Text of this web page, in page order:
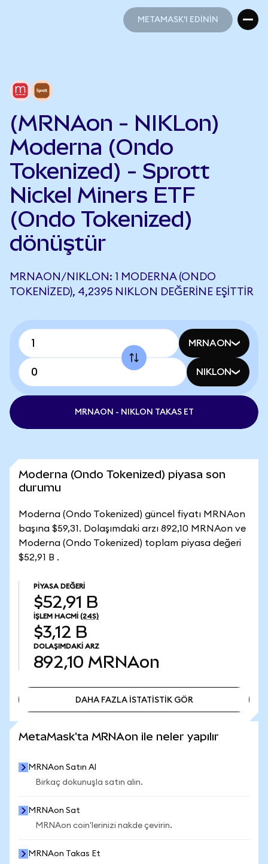
METAMASK'I EDİNİN
(MRNAon - NIKLon)
Moderna (Ondo
Tokenized) - Sprott
Nickel Miners ETF
(Ondo Tokenized)
dönüştür
MRNAON/NIKLON: 1 MODERNA (ONDO
TOKENIZED), 4,2395 NIKLON DEĞERINE EŞITTIR
MRNAON
NIKLON
MRNAON - NIKLON TAKAS ET
Moderna (Ondo Tokenized) piyasa son
durumu
Moderna (Ondo Tokenized) güncel fiyatı MRNAon
başına $59,31. Dolaşımdaki arzı 892,10 MRNAon ve
Moderna (Ondo Tokenized) toplam piyasa değeri
$52,91 B .
PIYASA DEĞERI
$52,91 B
İŞLEM HACMI (24S)
$3,12 B
DOLAŞIMDAKI ARZ
892,10 MRNAon
DAHA FAZLA İSTATİSTİK GÖR
MetaMask'ta MRNAon ile neler yapılır
MRNAon Satın Al
Birkaç dokunuşla satın alın.
MRNAon Sat
MRNAon coin'lerinizi nakde çevirin.
MRNAon Takas Et